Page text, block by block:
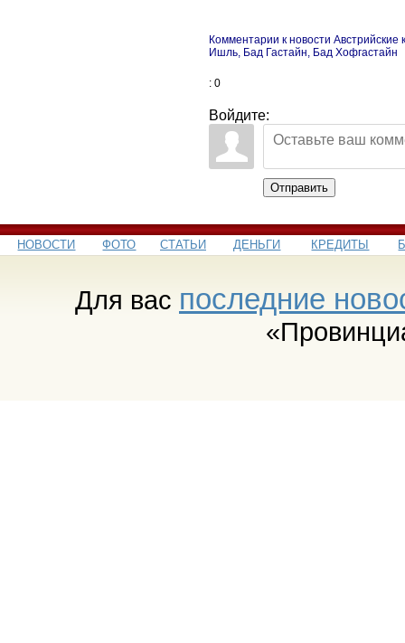
Комментарии к новости Австрийские
Ишль, Бад Гастайн, Бад Хофгастайн
: 0
Войдите:
Отправить
НОВОСТИ ФОТО СТАТЬИ ДЕНЬГИ КРЕДИТЫ
Для вас последние